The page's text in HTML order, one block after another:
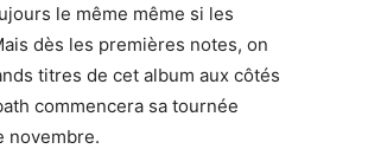
le même même si les
dès les premières notes, on
titres de cet album aux côtés
commencera sa tournée
novembre.